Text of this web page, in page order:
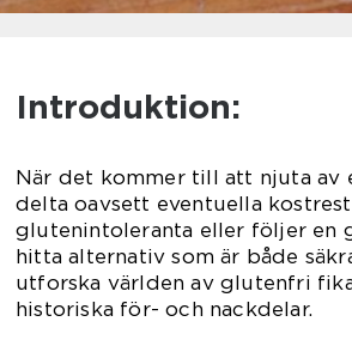
Introduktion:
När det kommer till att njuta av
delta oavsett eventuella
glutenintoleranta eller följer en
hitta alternativ som är både
utforska världen av glutenfri
historiska för- och nackdelar.